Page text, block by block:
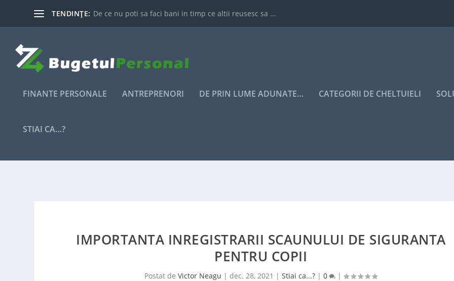
TENDINȚE: De ce nu poti sa faci bani in timp ce altii reusesc sa ...
FINANTE PERSONALE ANTREPRENORI DE PRIN LUME ADUNATE… CATEGORII DE CHELTUIELI
STIAI CA…?
IMPORTANTA INREGISTRARII SCAUNULUI DE SIGURANTA
PENTRU COPII
Postat deVictor Neagu | dec. 28, 2021 |Stiai ca...? |0 |